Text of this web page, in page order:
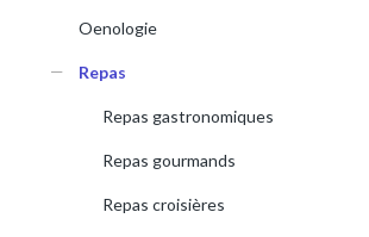
Oenologie
Repas
Repas gastronomiques
Repas gourmands
Repas croisières